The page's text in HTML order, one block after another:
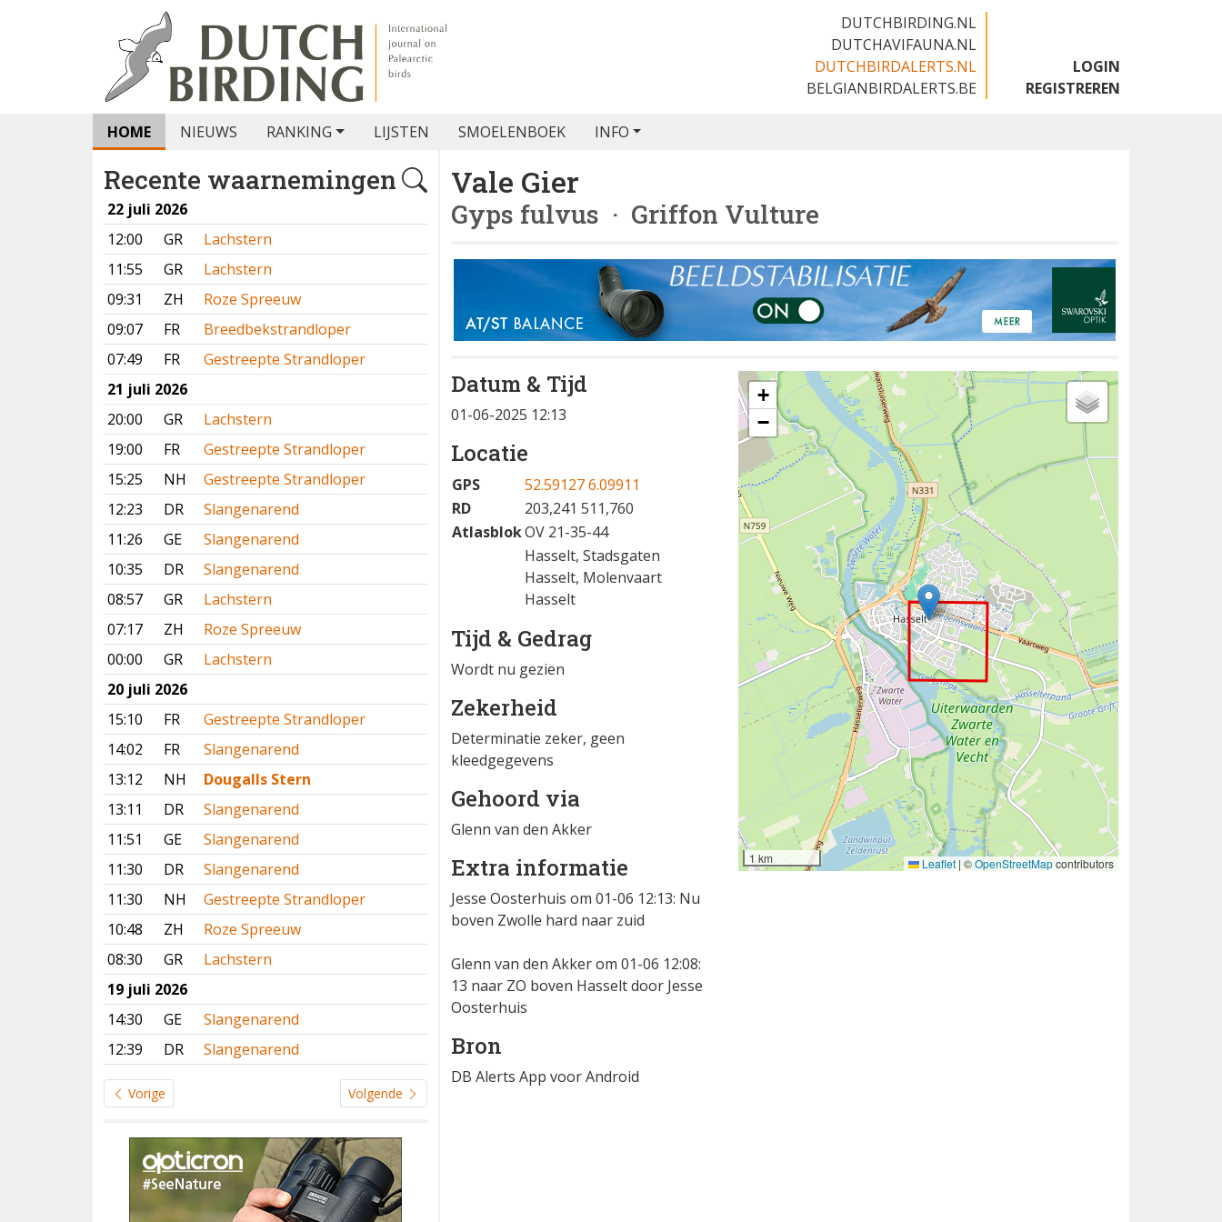
DUTCHBIRDING.NL
DUTCHAVIFAUNA.NL
DUTCHBIRDALERTS.NL
BELGIANBIRDALERTS.BE
LOGIN
REGISTREREN
HOME NIEUWS RANKING LIJSTEN SMOELENBOEK INFO
Recente waarnemingen
22 juli 2026
12:00
GR
Lachstern
11:55
GR
Lachstern
09:31
ZH
Roze Spreeuw
09:07
FR
Breedbekstrandloper
07:49
FR
Gestreepte Strandloper
21 juli 2026
20:00
GR
Lachstern
19:00
FR
Gestreepte Strandloper
15:25
NH
Gestreepte Strandloper
12:23
DR
Slangenarend
11:26
GE
Slangenarend
10:35
DR
Slangenarend
08:57
GR
Lachstern
07:17
ZH
Roze Spreeuw
00:00
GR
Lachstern
20 juli 2026
15:10
FR
Gestreepte Strandloper
14:02
FR
Slangenarend
13:12
NH
Dougalls Stern
13:11
DR
Slangenarend
11:51
GE
Slangenarend
11:30
DR
Slangenarend
11:30
NH
Gestreepte Strandloper
10:48
ZH
Roze Spreeuw
08:30
GR
Lachstern
19 juli 2026
14:30
GE
Slangenarend
12:39
DR Slangenarend
Vorige Volgende
Vale Gier
Gyps fulvus · Griffon Vulture
Datum & Tijd
01-06-2025 12:13
Locatie
GPS
52.59127 6.09911
RD
203,241 511,760
AtlasblokOV 21-35-44
Hasselt, Stadsgaten
Hasselt, Molenvaart
Hasselt
Tijd & Gedrag
Wordt nu gezien
Zekerheid
Determinatie zeker, geen
kleedgegevens
Gehoord via
Glenn van den Akker
Extra informatie
Jesse Oosterhuis om 01-06 12:13: Nu
boven Zwolle hard naar zuid
Glenn van den Akker om 01-06 12:08:
13 naar ZO boven Hasselt door Jesse
Oosterhuis
Bron
DB Alerts App voor Android
+
−
1 km Leaflet | ©OpenStreetMapcontributors